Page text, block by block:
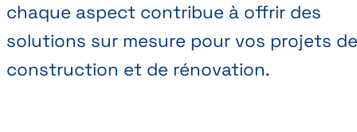
chaque aspect contribue à offrir des
solutions sur mesure pour vos projets de
construction et de rénovation.